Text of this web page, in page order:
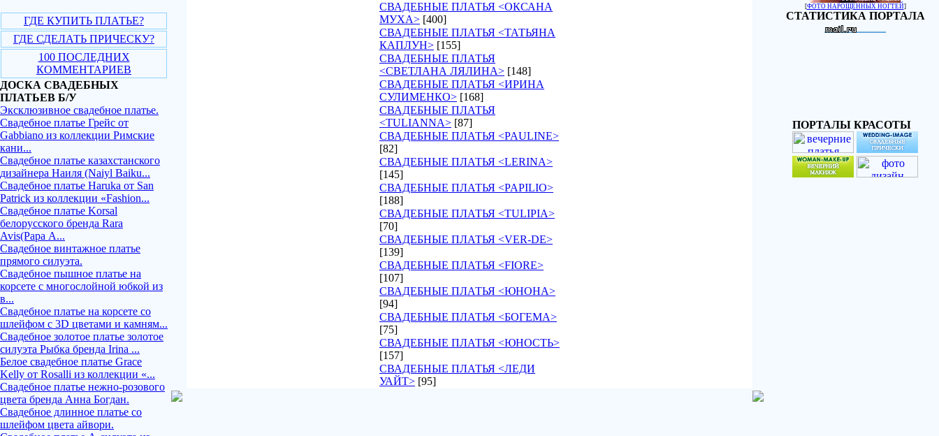
ГДЕ КУПИТЬ ПЛАТЬЕ?
ГДЕ СДЕЛАТЬ ПРИЧЕСКУ?
100 ПОСЛЕДНИХ
КОММЕНТАРИЕВ
ДОСКА СВАДЕБНЫХ
ПЛАТЬЕВ Б/У
Эксклюзивное свадебное платье.
Свадебное платье Грейс от
Gabbiano из коллекции Римские
кани...
Свадебное платье казахстанского
дизайнера Наиля (Naiyl Baiku...
Свадебное платье Haruka от San
Patrick из коллекции «Fashion...
Свадебное платье Korsal
белорусского бренда Rara
Avis(Рара А...
Свадебное винтажное платье
прямого силуэта.
Свадебное пышное платье на
корсете с многослойной юбкой из
в...
Свадебное платье на корсете со
шлейфом с 3D цветами и камням...
Свадебное золотое платье золотое
силуэта Рыбка бренда Irina ...
Белое свадебное платье Grace
Kelly от Rosalli из коллекции «...
Свадебное платье нежно-розового
цвета бренда Анна Богдан.
Свадебное длинное платье со
шлейфом цвета айвори.
СВАДЕБНЫЕ ПЛАТЬЯ <ОКСАНА
МУХА> [400]
СВАДЕБНЫЕ ПЛАТЬЯ <ТАТЬЯНА
КАПЛУН> [155]
СВАДЕБНЫЕ ПЛАТЬЯ
<СВЕТЛАНА ЛЯЛИНА> [148]
СВАДЕБНЫЕ ПЛАТЬЯ <ИРИНА
СУЛИМЕНКО> [168]
СВАДЕБНЫЕ ПЛАТЬЯ
<TULIANNA> [87]
СВАДЕБНЫЕ ПЛАТЬЯ <PAULINE>
[82]
СВАДЕБНЫЕ ПЛАТЬЯ <LERINA>
[145]
СВАДЕБНЫЕ ПЛАТЬЯ <PAPILIO>
[188]
СВАДЕБНЫЕ ПЛАТЬЯ <TULIPIA>
[70]
СВАДЕБНЫЕ ПЛАТЬЯ <VER-DE>
[139]
СВАДЕБНЫЕ ПЛАТЬЯ <FIORE>
[107]
СВАДЕБНЫЕ ПЛАТЬЯ <ЮНОНА>
[94]
СВАДЕБНЫЕ ПЛАТЬЯ <БОГЕМА>
[75]
СВАДЕБНЫЕ ПЛАТЬЯ <ЮНОСТЬ>
[157]
СВАДЕБНЫЕ ПЛАТЬЯ <ЛЕДИ
УАЙТ> [95]
[ФОТО НАРОЩЕННЫХ НОГТЕЙ]
СТАТИСТИКА ПОРТАЛА
ПОРТАЛЫ КРАСОТЫ